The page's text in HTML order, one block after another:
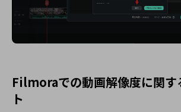
Filmoraでの動画解像度に関す
ト